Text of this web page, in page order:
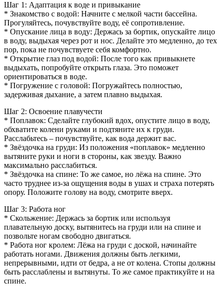
Шаг 1: Адаптация к воде и привыкание
* Знакомство с водой: Начните с мелкой части бассейна.
Прогуляйтесь, почувствуйте воду, её сопротивление.
* Опускание лица в воду: Держась за бортик, опускайте лицо
в воду, выдыхая через рот и нос. Делайте это медленно, до тех
пор, пока не почувствуете себя комфортно.
* Открытие глаз под водой: После того как привыкнете
выдыхать, попробуйте открыть глаза. Это поможет
ориентироваться в воде.
* Погружение с головой: Погружайтесь полностью,
задерживая дыхание, а затем плавно выдыхая.
Шаг 2: Освоение плавучести
* Поплавок: Сделайте глубокий вдох, опустите лицо в воду,
обхватите колени руками и подтяните их к груди.
Расслабьтесь – почувствуйте, как вода держит вас.
* Звёздочка на груди: Из положения «поплавок» медленно
вытяните руки и ноги в стороны, как звезду. Важно
максимально расслабиться.
* Звёздочка на спине: То же самое, но лёжа на спине. Это
часто труднее из-за ощущения воды в ушах и страха потерять
опору. Положите голову на воду, смотрите вверх.
Шаг 3: Работа ног
* Скольжение: Держась за бортик или используя
плавательную доску, вытянитесь на груди или на спине и
позвольте ногам свободно двигаться.
* Работа ног кролем: Лёжа на груди с доской, начинайте
работать ногами. Движения должны быть легкими,
непрерывными, идти от бедра, а не от колена. Стопы должны
быть расслаблены и вытянуты. То же самое практикуйте и на
спине.